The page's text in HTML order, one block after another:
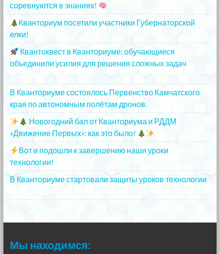
соревнуются в знаниях!
Кванториум посетили участники Губернаторской
елки!
Квантоквест в Кванториуме: обучающиеся
объединили усилия для решения сложных задач
В Кванториуме состоялось Первенство Камчатского
края по автономным полётам дронов.
Новогодний бал от Кванториума и РДДМ
«Движение Первых»: как это было!
Вот и подошли к завершению наши уроки
технологии!
В Кванториуме стартовали защиты уроков технологии
Мы находимся: